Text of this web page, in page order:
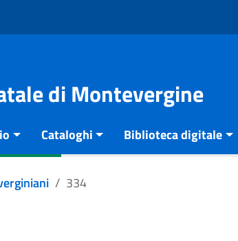
di Montevergine
Cataloghi Biblioteca digitale
334